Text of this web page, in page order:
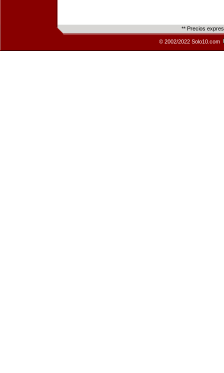
** Precios
© 2002/2022 Solo10.com